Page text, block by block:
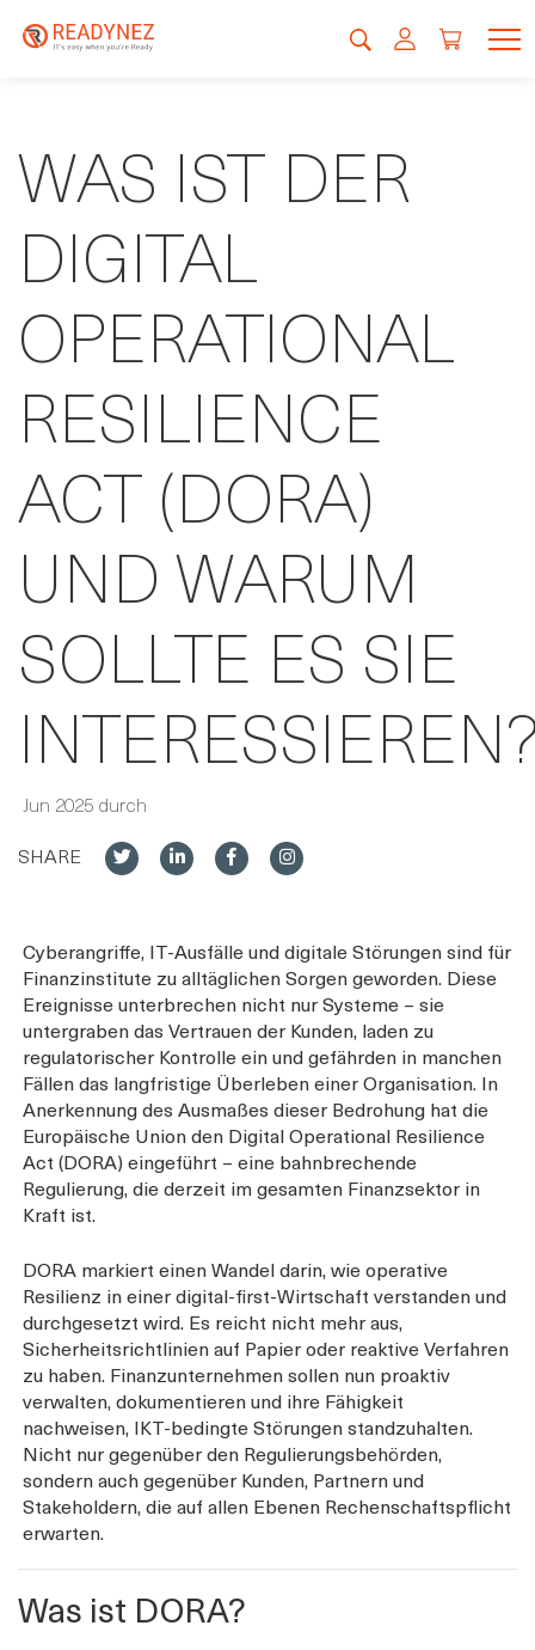
WAS IST DER
DIGITAL
OPERATIONAL
RESILIENCE
ACT (DORA)
UND WARUM
SOLLTE ES SIE
Jun 2025 durch
SHARE
Cyberangriffe, IT-Ausfälle und digitale Störungen sind für
Finanzinstitute zu alltäglichen Sorgen geworden. Diese
Ereignisse unterbrechen nicht nur Systeme – sie
untergraben das Vertrauen der Kunden, laden zu
regulatorischer Kontrolle ein und gefährden in manchen
Fällen das langfristige Überleben einer Organisation. In
Anerkennung des Ausmaßes dieser Bedrohung hat die
Europäische Union den Digital Operational Resilience
Act (DORA) eingeführt – eine bahnbrechende
Regulierung, die derzeit im gesamten Finanzsektor in
Kraft ist.
DORA markiert einen Wandel darin, wie operative
Resilienz in einer digital-first-Wirtschaft verstanden und
durchgesetzt wird. Es reicht nicht mehr aus,
Sicherheitsrichtlinien auf Papier oder reaktive Verfahren
zu haben. Finanzunternehmen sollen nun proaktiv
verwalten, dokumentieren und ihre Fähigkeit
nachweisen, IKT-bedingte Störungen standzuhalten.
Nicht nur gegenüber den Regulierungsbehörden,
sondern auch gegenüber Kunden, Partnern und
Stakeholdern, die auf allen Ebenen Rechenschaftspflicht
erwarten.
Was ist DORA?